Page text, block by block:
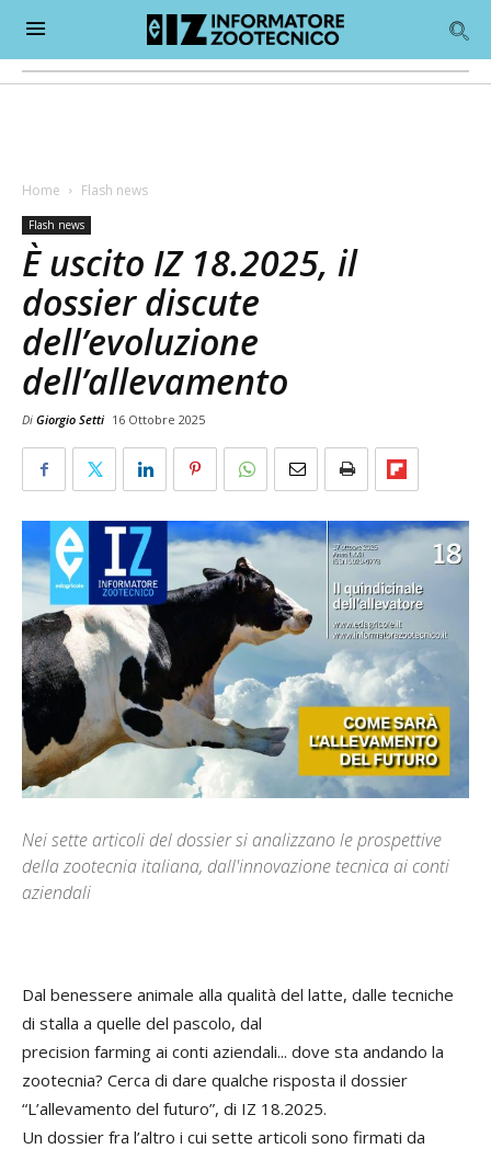
Home Flash news
Flash news
È uscito IZ 18.2025, il
dossier discute
dell’evoluzione
dell’allevamento
Di Giorgio Setti 16 Ottobre 2025
Nei sette articoli del dossier si analizzano le prospettive
della zootecnia italiana, dall'innovazione tecnica ai conti
aziendali
Dal benessere animale alla qualità del latte, dalle tecniche
di stalla a quelle del pascolo, dal
precision farming ai conti aziendali... dove sta andando la
zootecnia? Cerca di dare qualche risposta il dossier
“L’allevamento del futuro”, di IZ 18.2025.
Un dossier fra l’altro i cui sette articoli sono firmati da